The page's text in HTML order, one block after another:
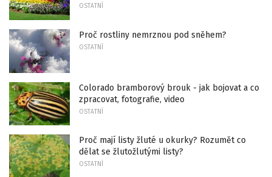
OSTATNÍ
Proč rostliny nemrznou pod sněhem?
OSTATNÍ
Colorado bramborový brouk - jak bojovat a co
zpracovat, fotografie, video
OSTATNÍ
Proč mají listy žluté u okurky? Rozumět co
dělat se žlutožlutými listy?
OSTATNÍ